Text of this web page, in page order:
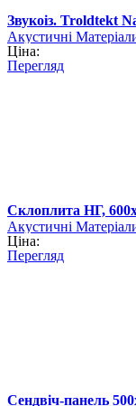
Звукоіз. Troldtekt
Акустичні
Ціна:
Перегляд
Склоплита НГ,
Акустичні
Ціна:
Перегляд
Сендвіч-панель